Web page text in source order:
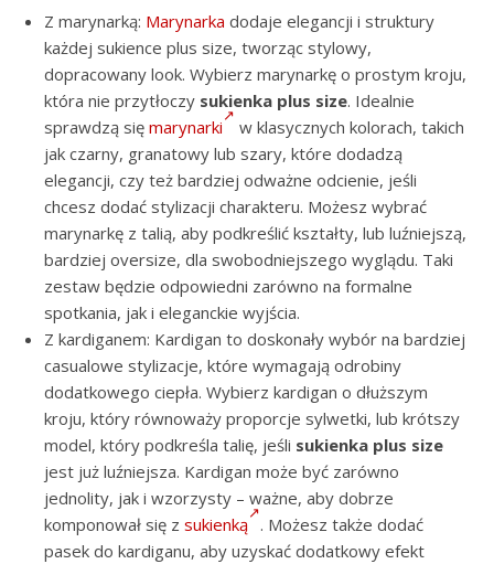
Z marynarką: Marynarka dodaje elegancji i struktury
każdej sukience plus size, tworząc stylowy,
dopracowany look. Wybierz marynarkę o prostym kroju,
która nie przytłoczy sukienka plus size. Idealnie
sprawdzą się marynarki
w klasycznych kolorach, takich
jak czarny, granatowy lub szary, które dodadzą
elegancji, czy też bardziej odważne odcienie, jeśli
chcesz dodać stylizacji charakteru. Możesz wybrać
marynarkę z talią, aby podkreślić kształty, lub luźniejszą,
bardziej oversize, dla swobodniejszego wyglądu. Taki
zestaw będzie odpowiedni zarówno na formalne
spotkania, jak i eleganckie wyjścia.
Z kardiganem: Kardigan to doskonały wybór na bardziej
casualowe stylizacje, które wymagają odrobiny
dodatkowego ciepła. Wybierz kardigan o dłuższym
kroju, który równoważy proporcje sylwetki, lub krótszy
model, który podkreśla talię, jeśli sukienka plus size
jest już luźniejsza. Kardigan może być zarówno
jednolity, jak i wzorzysty – ważne, aby dobrze
komponował się z sukienką . Możesz także dodać
pasek do kardiganu, aby uzyskać dodatkowy efekt